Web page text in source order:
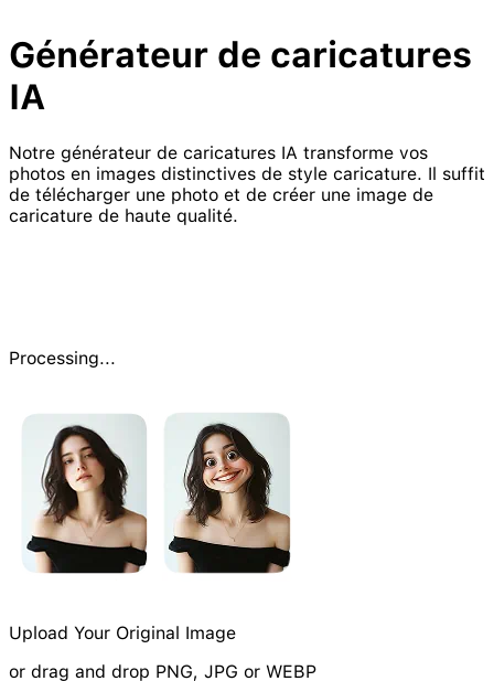
Générateur de caricatures
IA
Notre générateur de caricatures IA transforme vos
photos en images distinctives de style caricature. Il suffit
de télécharger une photo et de créer une image de
caricature de haute qualité.
Processing...
Upload Your Original Image
or drag and drop PNG, JPG or WEBP